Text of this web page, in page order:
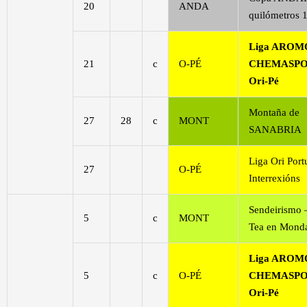
20 ANDA
quilómetros
21 c O-PÉ
Liga
Ori-Pé
27 28 c MONT
Montaña de
SANABRIA
27 O-PÉ
Liga Ori
Interrexións
5 c MONT
Sendeirismo
Tea en
5 c O-PÉ
Liga
Ori-Pé